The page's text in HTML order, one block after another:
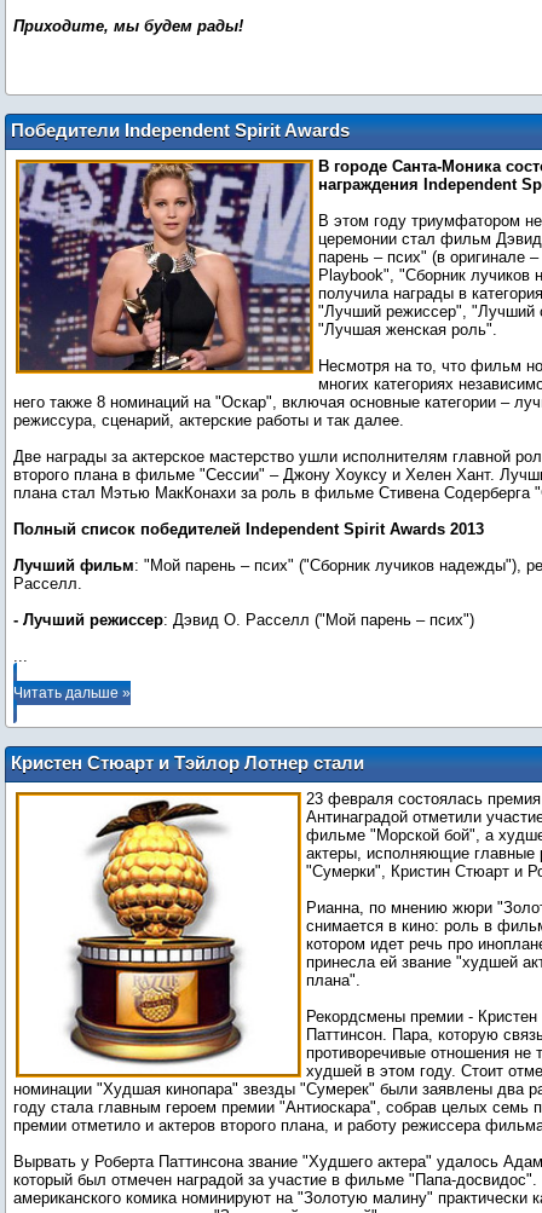
Приходите, мы будем рады!
Победители Independent Spirit Awards
2013
В городе Санта-Моника
награждения Independent
В этом году триумфатором
церемонии стал фильм
парень – псих" (в оригинале
Playbook", "Сборник лучиков
получила награды в
"Лучший режиссер", "Лучший
"Лучшая женская роль".
Несмотря на то, что фильм
многих категориях
него также 8 номинаций на "Оскар", включая основные категории –
режиссура, сценарий, актерские работы и так далее.
Две награды за актерское мастерство ушли исполнителям главной
второго плана в фильме "Сессии" – Джону Хоуксу и Хелен Хант.
плана стал Мэтью МакКонахи за роль в фильме Стивена Содерберга
Полный список победителей Independent Spirit Awards 2013
Лучший фильм: "Мой парень – псих" ("Сборник лучиков надежды"),
Расселл.
- Лучший режиссер
...
Читать дальше »
Кристен Стюарт и Тэйлор Лотнер стали
обладателями Золотой малины
23 февраля состоялась
Антинаградой отметили
фильме "Морской бой", а
актеры, исполняющие
"Сумерки", Кристин Стюарт и
Рианна, по мнению жюри
снимается в кино: роль в
котором идет речь про
принесла ей звание "худшей
плана".
Рекордсмены премии -
Паттинсон. Пара, которую
противоречивые отношения не
худшей в этом году. Стоит
номинации "Худшая кинопара" звезды "Сумерек" были заявлены два
году стала главным героем премии "Антиоскара", собрав целых
премии отметило и актеров второго плана, и работу режиссера
Вырвать у Роберта Паттинсона звание "Худшего актера" удалось
который был отмечен наградой за участие в фильме "Папа-досвидос".
американского комика номинируют на "Золотую малину" практически